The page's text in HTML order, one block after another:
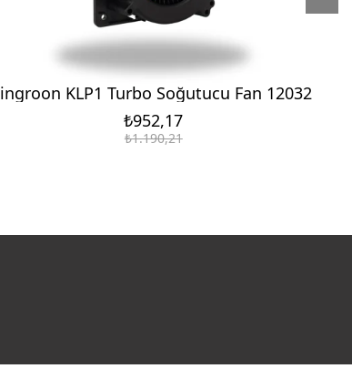
KLP1 Turbo Soğutucu Fan 12032
₺952,17
₺1.190,21